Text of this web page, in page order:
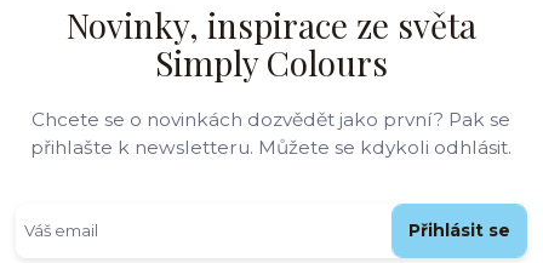
Novinky, inspirace ze světa
Simply Colours
Chcete se o novinkách dozvědět jako první? Pak se
přihlašte k newsletteru. Můžete se kdykoli odhlásit.
Přihlásit se